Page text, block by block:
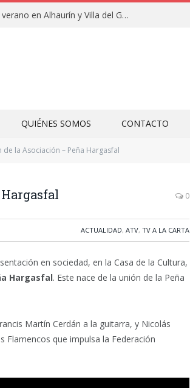
Clausuras de los campamentos de verano en Alhaurín y Villa del Guadalhorce 2026
QUIÉNES SOMOS CONTACTO
de la Asociación – Peña Hargasfal
0
ACTUALIDAD, ATV, TV A LA CARTA
en sociedad, en la Casa de la Cultura,
Hargasfal. Este nace de la unión de la Peña
Martín Cerdán a la guitarra, y Nicolás
Flamencos que impulsa la Federación